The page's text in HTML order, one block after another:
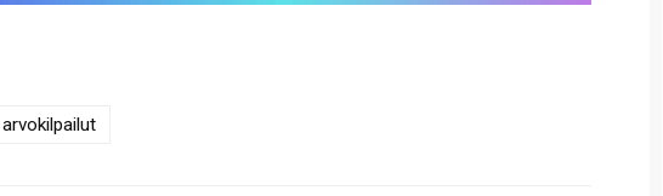
arvokilpailut